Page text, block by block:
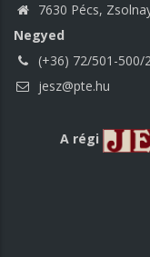
7630 Pécs,
Negyed
(+36) 72/501-500/
jesz@pte.hu
A régi